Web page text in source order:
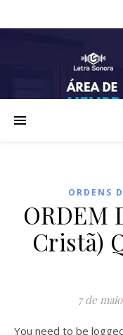
ORDENS
ORDEM
Cristã)
7 de
You need to be